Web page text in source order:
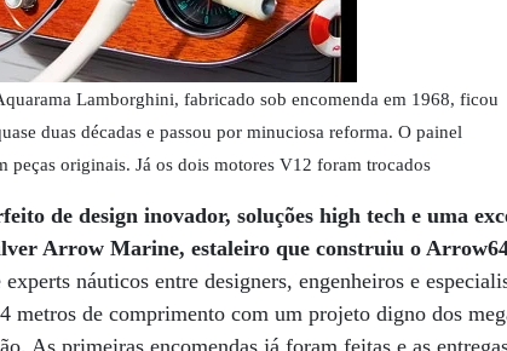
Lamborghini, fabricado sob encomenda em 1968, ficou
duas décadas e passou por minuciosa reforma. O painel
peças originais. Já os dois motores V12 foram trocados
de design inovador, soluções high tech e uma
Arrow Marine, estaleiro que construiu o
náuticos entre designers, engenheiros e
metros de comprimento com um projeto digno dos
As primeiras encomendas já foram feitas e as